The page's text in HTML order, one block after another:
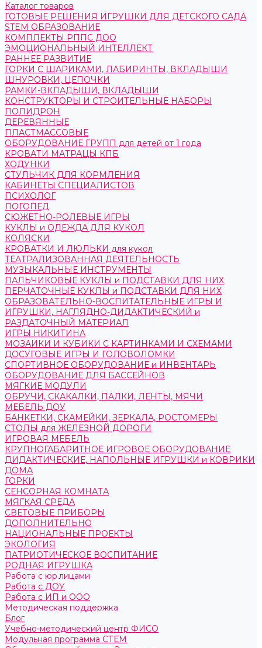
Каталог товаров
ГОТОВЫЕ РЕШЕНИЯ ИГРУШКИ ДЛЯ ДЕТСКОГО САДА
STEM ОБРАЗОВАНИЕ
КОМПЛЕКТЫ РППС ДОО
ЭМОЦИОНАЛЬНЫЙ ИНТЕЛЛЕКТ
РАННЕЕ РАЗВИТИЕ
ГОРКИ С ШАРИКАМИ, ЛАБИРИНТЫ, ВКЛАДЫШИ
ШНУРОВКИ, ЦЕПОЧКИ
РАМКИ-ВКЛАДЫШИ, ВКЛАДЫШИ
КОНСТРУКТОРЫ И СТРОИТЕЛЬНЫЕ НАБОРЫ
ПОЛИДРОН
ДЕРЕВЯННЫЕ
ПЛАСТМАССОВЫЕ
ОБОРУДОВАНИЕ ГРУПП для детей от 1 года
КРОВАТИ МАТРАЦЫ КПБ
ХОДУНКИ
СТУЛЬЧИК ДЛЯ КОРМЛЕНИЯ
КАБИНЕТЫ СПЕЦИАЛИСТОВ
ПСИХОЛОГ
ЛОГОПЕД
СЮЖЕТНО-РОЛЕВЫЕ ИГРЫ
КУКЛЫ и ОДЕЖДА ДЛЯ КУКОЛ
КОЛЯСКИ
КРОВАТКИ И ЛЮЛЬКИ для кукол
ТЕАТРАЛИЗОВАННАЯ ДЕЯТЕЛЬНОСТЬ
МУЗЫКАЛЬНЫЕ ИНСТРУМЕНТЫ
ПАЛЬЧИКОВЫЕ КУКЛЫ и ПОДСТАВКИ ДЛЯ НИХ
ПЕРЧАТОЧНЫЕ КУКЛЫ и ПОДСТАВКИ ДЛЯ НИХ
ОБРАЗОВАТЕЛЬНО-ВОСПИТАТЕЛЬНЫЕ ИГРЫ И
ИГРУШКИ, НАГЛЯДНО-ДИДАКТИЧЕСКИЙ и
РАЗДАТОЧНЫЙ МАТЕРИАЛ
ИГРЫ НИКИТИНА
МОЗАИКИ И КУБИКИ С КАРТИНКАМИ И СХЕМАМИ
ДОСУГОВЫЕ ИГРЫ И ГОЛОВОЛОМКИ
СПОРТИВНОЕ ОБОРУДОВАНИЕ и ИНВЕНТАРЬ
ОБОРУДОВАНИЕ ДЛЯ БАССЕЙНОВ
МЯГКИЕ МОДУЛИ
ОБРУЧИ, СКАКАЛКИ, ПАЛКИ, ЛЕНТЫ, МЯЧИ
МЕБЕЛЬ ДОУ
БАНКЕТКИ, СКАМЕЙКИ, ЗЕРКАЛА, РОСТОМЕРЫ
СТОЛЫ для ЖЕЛЕЗНОЙ ДОРОГИ
ИГРОВАЯ МЕБЕЛЬ
КРУПНОГАБАРИТНОЕ ИГРОВОЕ ОБОРУДОВАНИЕ
ДИДАКТИЧЕСКИЕ, НАПОЛЬНЫЕ ИГРУШКИ и КОВРИКИ
ДОМА
ГОРКИ
СЕНСОРНАЯ КОМНАТА
МЯГКАЯ СРЕДА
СВЕТОВЫЕ ПРИБОРЫ
ДОПОЛНИТЕЛЬНО
НАЦИОНАЛЬНЫЕ ПРОЕКТЫ
ЭКОЛОГИЯ
ПАТРИОТИЧЕСКОЕ ВОСПИТАНИЕ
РОДНАЯ ИГРУШКА
Работа с юр.лицами
Работа с ДОУ
Работа с ИП и ООО
Методическая поддержка
Блог
Учебно-методический центр ФИСО
Модульная программа СТЕМ